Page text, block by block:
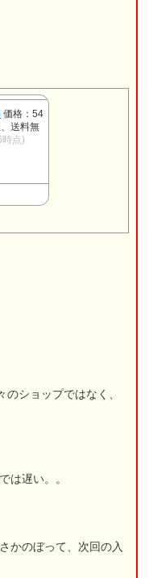
価格：54
送料無
点)
ショップではなく、
は遅い。。
かのぼって、次回の入